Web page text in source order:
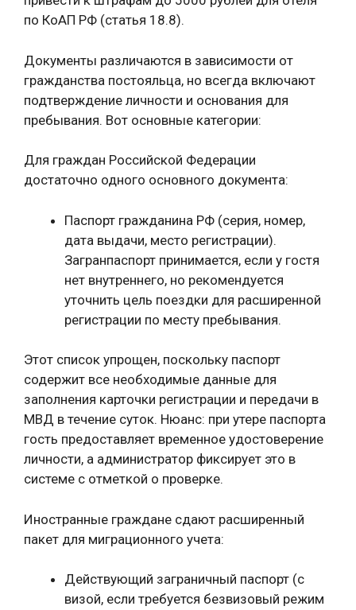
по КоАП РФ (статья 18.8).
Документы различаются в зависимости от
гражданства постояльца, но всегда включают
подтверждение личности и основания для
пребывания. Вот основные категории:
Для граждан Российской Федерации
достаточно одного основного документа:
Паспорт гражданина РФ (серия, номер,
дата выдачи, место регистрации).
Загранпаспорт принимается, если у гостя
нет внутреннего, но рекомендуется
уточнить цель поездки для расширенной
регистрации по месту пребывания.
Этот список упрощен, поскольку паспорт
содержит все необходимые данные для
заполнения карточки регистрации и передачи в
МВД в течение суток. Нюанс: при утере паспорта
гость предоставляет временное удостоверение
личности, а администратор фиксирует это в
системе с отметкой о проверке.
Иностранные граждане сдают расширенный
пакет для миграционного учета:
Действующий заграничный паспорт (с
визой, если требуется безвизовый режим